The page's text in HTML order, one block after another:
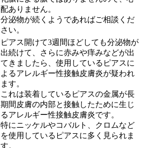
配ありません。
分泌物が続くようであればご相談くだ
さい。
ピアス開けて3週間ほどしても分泌物が
出続けて、さらに赤みや痒みなどが出
てきましたら、使用しているピアスに
よるアレルギー性接触皮膚炎が疑われ
ます。
これは装着しているピアスの金属が長
期間皮膚の内部と接触したために生じ
るアレルギー性接触皮膚炎です。
特にニッケルやコバルト、クロムなど
を使用しているピアスに多く見られま
す。